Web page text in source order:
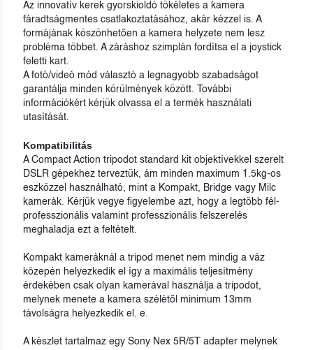
Az innovatív kerek gyorskioldó tökéletes a kamera
fáradtságmentes csatlakoztatásához, akár kézzel is. A
formájának köszönhetően a kamera helyzete nem lesz
probléma többet. A záráshoz szimplán fordítsa el a joystick
feletti kart.
A fotó/videó mód választó a legnagyobb szabadságot
garantálja minden körülmények között. További
információkért kérjük olvassa el a termék használati
utasítását.
Kompatibilitás
A Compact Action tripodot standard kit objektívekkel szerelt
DSLR gépekhez terveztük, ám minden maximum 1.5kg-os
eszközzel használható, mint a Kompakt, Bridge vagy Milc
kamerák. Kérjük vegye figyelembe azt, hogy a legtöbb fél-
professzionális valamint professzionális felszerelés
meghaladja ezt a feltételt.
Kompakt kameráknál a tripod menet nem mindig a váz
közepén helyezkedik el így a maximális teljesítmény
érdekében csak olyan kamerával használja a tripodot,
melynek menete a kamera szélétől minimum 13mm
távolságra helyezkedik el. e.
A készlet tartalmaz egy Sony Nex 5R/5T adapter melynek